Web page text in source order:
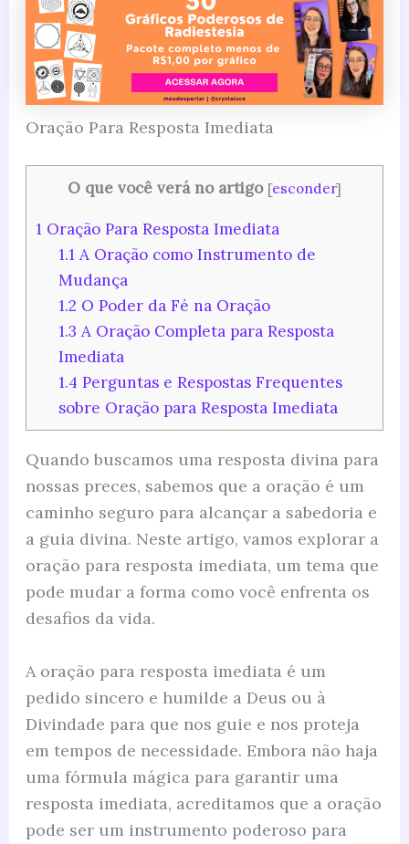
Oração Para Resposta Imediata
O que você verá no artigo [esconder]
1Oração Para Resposta Imediata
1.1 A Oração como Instrumento de
Mudança
1.2 O Poder da Fé na Oração
1.3 A Oração Completa para Resposta
Imediata
1.4 Perguntas e Respostas Frequentes
sobre Oração para Resposta Imediata
Quando buscamos uma resposta divina para
nossas preces, sabemos que a oração é um
caminho seguro para alcançar a sabedoria e
a guia divina. Neste artigo, vamos explorar a
oração para resposta imediata, um tema que
pode mudar a forma como você enfrenta os
desafios da vida.
A oração para resposta imediata é um
pedido sincero e humilde a Deus ou à
Divindade para que nos guie e nos proteja
em tempos de necessidade. Embora não haja
uma fórmula mágica para garantir uma
resposta imediata, acreditamos que a oração
pode ser um instrumento poderoso para